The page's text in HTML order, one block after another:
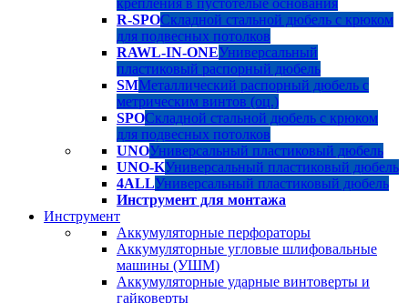
крепления в пустотелые основания
R-SPOСкладной стальной дюбель с крюком
для подвесных потолков
RAWL-IN-ONEУниверсальный
пластиковый распорный дюбель
SMМеталлический распорный дюбель с
метрическим винтов (оц.)
SPOСкладной стальной дюбель с крюком
для подвесных потолков
UNOУниверсальный пластиковый дюбель
UNO-KУниверсальный пластиковый дюбель
4ALLУниверсальный пластиковый дюбель
Инструмент для монтажа
Инструмент
Аккумуляторные перфораторы
Аккумуляторные угловые шлифовальные
машины (УШМ)
Аккумуляторные ударные винтоверты и
гайковерты